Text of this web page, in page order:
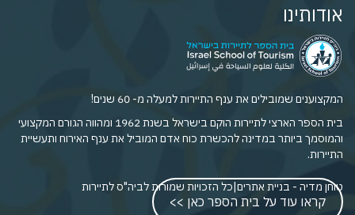
אודותינו
המקצוענים שמובילים את ענף התיירות למעלה מ- 60 שנים!
בית הספר הארצי לתיירות הוקם בישראל בשנת 1962 ומהווה הגורם המקצועי
והמוסמך ביותר במדינה להכשרת כוח אדם המוביל את ענף האירוח ותעשיית
התיירות.
קראו עוד על בית הספר כאן >>
כל הזכויות שמורות לביה"ס לתיירות|טוחן מדיה - בניית אתרים